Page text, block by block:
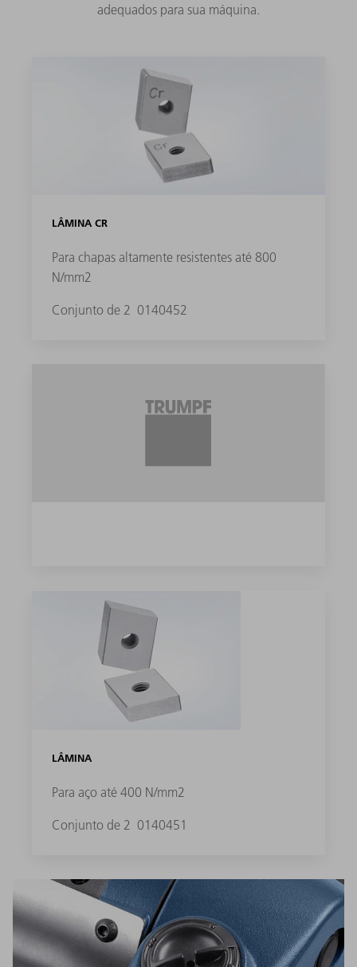
adequados para sua máquina.
LÂMINA CR
Para chapas altamente resistentes até 800
N/mm2
Conjunto de 2 0140452
LÂMINA
Para aço até 400 N/mm2
Conjunto de 2 0140451